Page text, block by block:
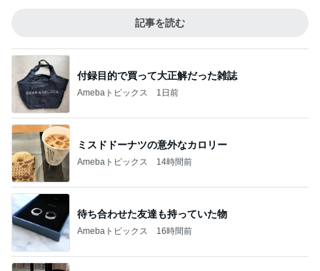
記事を読む
付録目的で買って大正解だった雑誌
Amebaトピックス 1日前
ミスドドーナツの意外なカロリー
Amebaトピックス 14時間前
待ち合わせた友達も持っていた物
Amebaトピックス 16時間前